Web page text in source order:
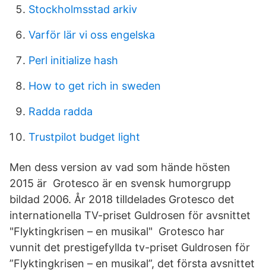
Stockholmsstad arkiv
Varför lär vi oss engelska
Perl initialize hash
How to get rich in sweden
Radda radda
Trustpilot budget light
Men dess version av vad som hände hösten
2015 är Grotesco är en svensk humorgrupp
bildad 2006. År 2018 tilldelades Grotesco det
internationella TV-priset Guldrosen för avsnittet
"Flyktingkrisen – en musikal" Grotesco har
vunnit det prestigefyllda tv-priset Guldrosen för
”Flyktingkrisen – en musikal”, det första avsnittet